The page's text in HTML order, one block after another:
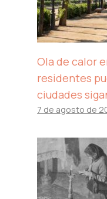
Ola de calor
residentes
ciudades
7 de agosto de